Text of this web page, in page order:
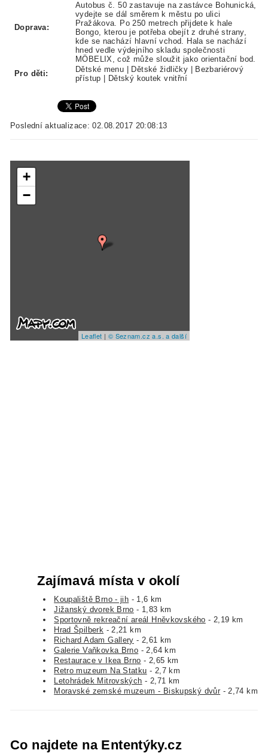
Doprava:
Autobus č. 50 zastavuje na zastávce Bohunická,
vydejte se dál směrem k městu po ulici
Pražákova. Po 250 metrech přijdete k hale
Bongo, kterou je potřeba obejít z druhé strany,
kde se nachází hlavní vchod. Hala se nachází
hned vedle výdejního skladu společnosti
MÖBELIX, což může sloužit jako orientační bod.
Pro děti:
Dětské menu | Dětské židličky | Bezbariérový
přístup | Dětský koutek vnitřní
Poslední aktualizace: 02.08.2017 20:08:13
+
−
Leaflet | © Seznam.cz a.s. a další
Zajímavá místa v okolí
Koupaliště Brno - jih - 1,6 km
Jižanský dvorek Brno - 1,83 km
Sportovně rekreační areál Hněvkovského - 2,19 km
Hrad Špilberk - 2,21 km
Richard Adam Gallery - 2,61 km
Galerie Vaňkovka Brno - 2,64 km
Restaurace v Ikea Brno - 2,65 km
Retro muzeum Na Statku - 2,7 km
Letohrádek Mitrovských - 2,71 km
Moravské zemské muzeum - Biskupský dvůr - 2,74 km
Co najdete na Ententýky.cz